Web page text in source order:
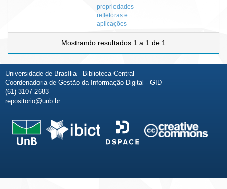
propriedades
refletoras e
aplicações
Mostrando resultados 1 a 1 de 1
Universidade de Brasília - Biblioteca Central
Coordenadoria de Gestão da Informação Digital - GID
(61) 3107-2683
repositorio@unb.br